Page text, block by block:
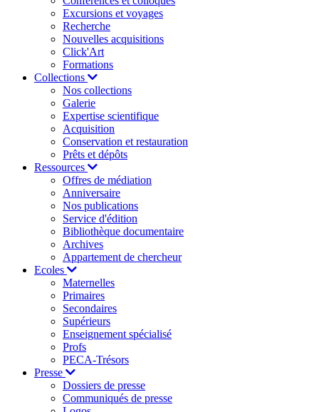
Excursions et voyages
Recherche
Nouvelles acquisitions
Click'Art
Formations
Collections
Nos collections
Galerie
Expertise scientifique
Acquisition
Conservation et restauration
Prêts et dépôts
Ressources
Offres de médiation
Anniversaire
Nos publications
Service d'édition
Bibliothèque documentaire
Archives
Appartement de chercheur
Ecoles
Maternelles
Primaires
Secondaires
Supérieurs
Enseignement spécialisé
Profs
PECA-Trésors
Presse
Dossiers de presse
Communiqués de presse